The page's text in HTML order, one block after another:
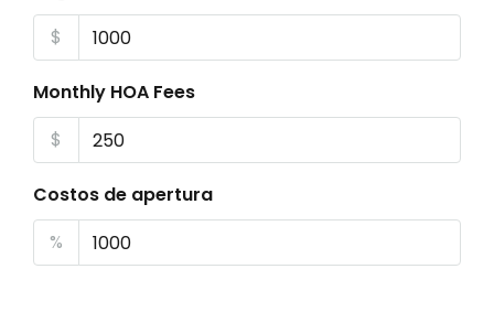
$
Monthly HOA Fees
$
Costos de apertura
%